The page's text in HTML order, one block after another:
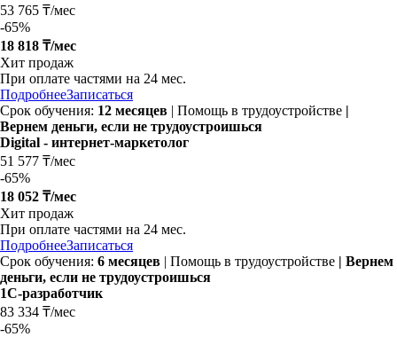
53 765 ₸/мес
-65%
18 818 ₸/мес
Хит продаж
При оплате частями на 24 мес.
ПодробнееЗаписаться
Срок обучения: 12 месяцев | Помощь в трудоустройстве |
Вернем деньги, если не трудоустроишься
Digital - интернет-маркетолог
51 577 ₸/мес
-65%
18 052 ₸/мес
Хит продаж
При оплате частями на 24 мес.
ПодробнееЗаписаться
Срок обучения: 6 месяцев | Помощь в трудоустройстве | Вернем
деньги, если не трудоустроишься
1С-разработчик
83 334 ₸/мес
-65%